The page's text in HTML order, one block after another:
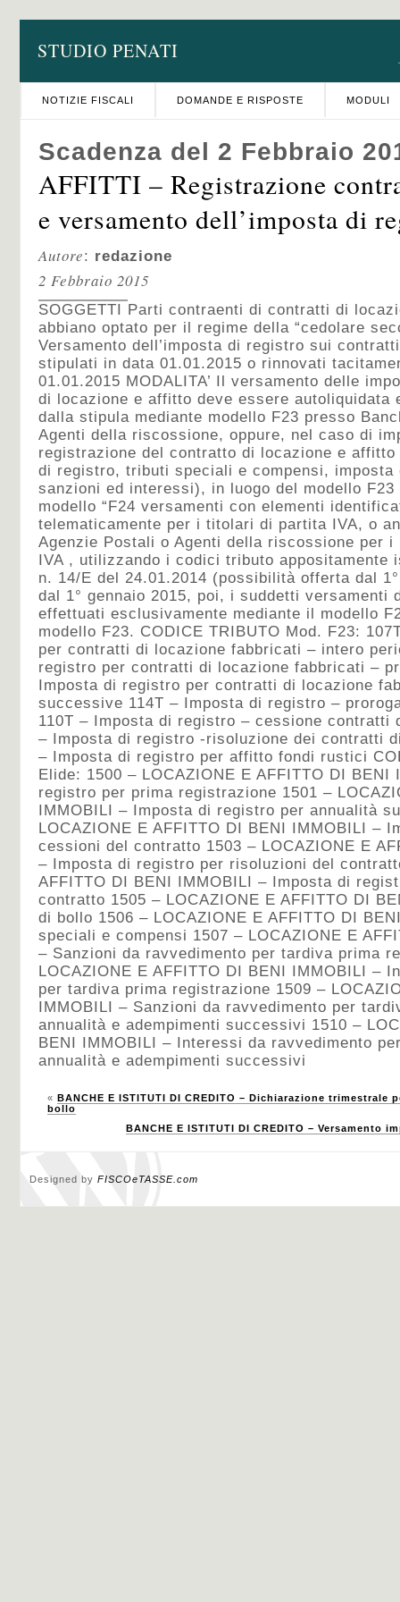
STUDIO PENATI
NOTIZIE FISCALI DOMANDE E RISPOSTE MODULI
Scadenza del 2 Febbraio
AFFITTI – Registrazione
e versamento dell’imposta di
Autore: redazione
2 Febbraio 2015
SOGGETTI Parti contraenti di contratti di
abbiano optato per il regime della “cedolare
Versamento dell’imposta di registro sui
stipulati in data 01.01.2015 o rinnovati
01.01.2015 MODALITA’ Il versamento delle
di locazione e affitto deve essere autoliquidata
dalla stipula mediante modello F23 presso
Agenti della riscossione, oppure, nel caso di
registrazione del contratto di locazione e
di registro, tributi speciali e compensi,
sanzioni ed interessi), in luogo del modello F23
modello “F24 versamenti con elementi
telematicamente per i titolari di partita IVA, o
Agenzie Postali o Agenti della riscossione per
IVA , utilizzando i codici tributo appositamente
n. 14/E del 24.01.2014 (possibilità offerta dal
dal 1° gennaio 2015, poi, i suddetti versamenti
effettuati esclusivamente mediante il modello
modello F23. CODICE TRIBUTO Mod. F23:
per contratti di locazione fabbricati – intero
registro per contratti di locazione fabbricati –
Imposta di registro per contratti di locazione
successive 114T – Imposta di registro –
110T – Imposta di registro – cessione contratti
– Imposta di registro -risoluzione dei contratti
– Imposta di registro per affitto fondi rustici
Elide: 1500 – LOCAZIONE E AFFITTO DI
registro per prima registrazione 1501 –
IMMOBILI – Imposta di registro per annualità
LOCAZIONE E AFFITTO DI BENI IMMOBILI –
cessioni del contratto 1503 – LOCAZIONE E
– Imposta di registro per risoluzioni del
AFFITTO DI BENI IMMOBILI – Imposta di
contratto 1505 – LOCAZIONE E AFFITTO DI
di bollo 1506 – LOCAZIONE E AFFITTO DI
speciali e compensi 1507 – LOCAZIONE E
– Sanzioni da ravvedimento per tardiva prima
LOCAZIONE E AFFITTO DI BENI IMMOBILI –
per tardiva prima registrazione 1509 –
IMMOBILI – Sanzioni da ravvedimento per
annualità e adempimenti successivi 1510 –
BENI IMMOBILI – Interessi da ravvedimento
annualità e adempimenti successivi
« BANCHE E ISTITUTI DI CREDITO – Dichiarazione
bollo
BANCHE E ISTITUTI DI CREDITO – Versamento
Designed by FISCOeTASSE.com